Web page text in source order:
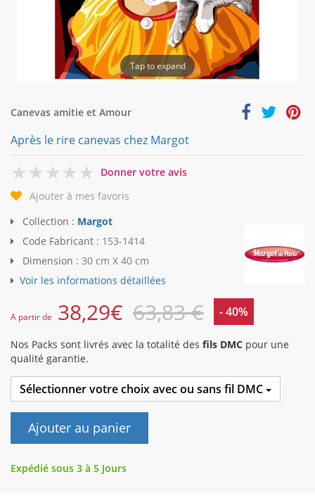
Tap to expand
Canevas amitie et Amour
Après le rire canevas chez Margot
0
Donner votre avis
Ajouter à mes favoris
Collection : Margot
Code Fabricant : 153-1414
Dimension : 30 cm X 40 cm
Voir les informations détaillées
A partir de 38,29€ 63,83 € - 40%
Nos Packs sont livrés avec la totalité des fils DMC pour une
qualité garantie.
Sélectionner votre choix avec ou sans fil DMC
Ajouter au panier
Expédié sous 3 à 5 Jours